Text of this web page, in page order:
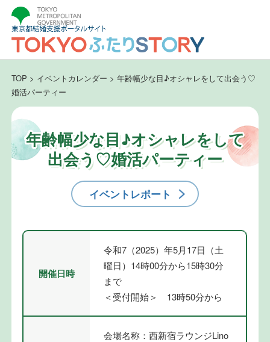
TOP > イベントカレンダー > 年齢幅少な目♪オシャレをして出会う♡
婚活パーティー
年齢幅少な目♪オシャレをして
出会う♡婚活パーティー
イベントレポート
開催日時
令和7（2025）年5月17日（土
曜日）14時00分から15時30分
まで
＜受付開始＞ 13時50分から
会場名称：西新宿ラウンジLino